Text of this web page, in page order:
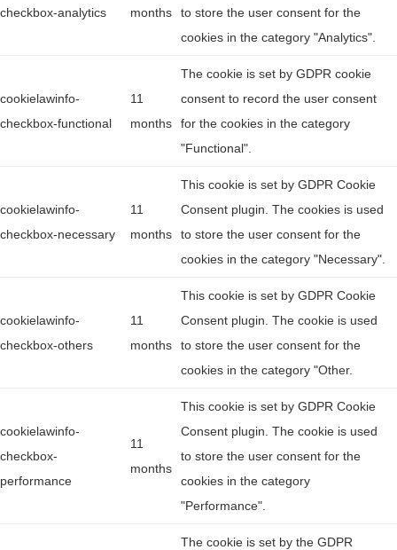
checkbox-analytics
months
to store the user consent for the
cookies in the category "Analytics".
cookielawinfo-
checkbox-functional
11
months
The cookie is set by GDPR cookie
consent to record the user consent
for the cookies in the category
"Functional".
cookielawinfo-
checkbox-necessary
11
months
This cookie is set by GDPR Cookie
Consent plugin. The cookies is used
to store the user consent for the
cookies in the category "Necessary".
cookielawinfo-
checkbox-others
11
months
This cookie is set by GDPR Cookie
Consent plugin. The cookie is used
to store the user consent for the
cookies in the category "Other.
cookielawinfo-
checkbox-
performance
11
months
This cookie is set by GDPR Cookie
Consent plugin. The cookie is used
to store the user consent for the
cookies in the category
"Performance".
The cookie is set by the GDPR